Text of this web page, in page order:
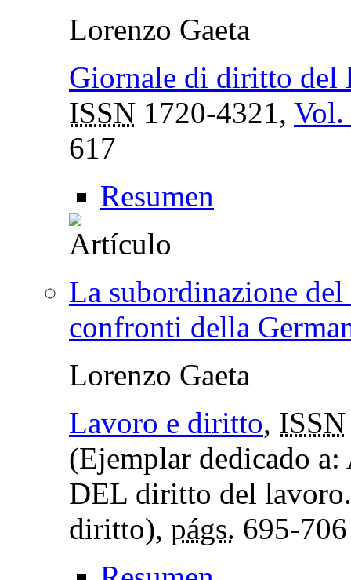
Lorenzo Gaeta
Giornale di diritto del
ISSN 1720-4321, Vol.
617
Resumen
La subordinazione
confronti della
Lorenzo Gaeta
Lavoro e diritto, ISSN
(Ejemplar dedicado
DEL diritto del
diritto), págs. 695-706